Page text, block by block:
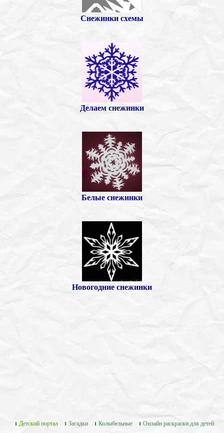
Снежинки схемы
Делаем снежинки
Белые снежинки
Новогодние снежинки
Детский портал Загадки Колыбельные Онлайн раскраски для детей